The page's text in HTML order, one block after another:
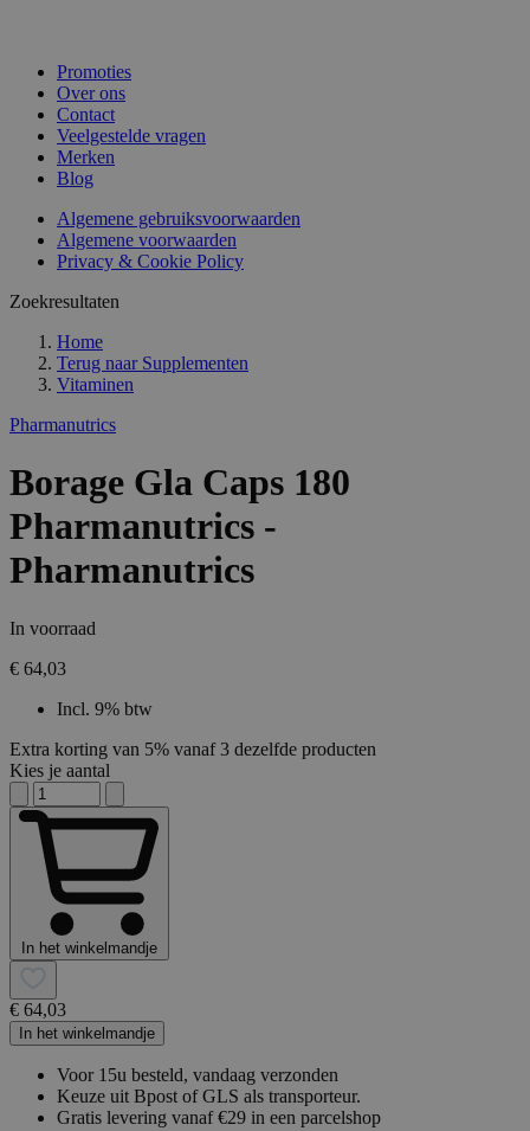
Promoties
Over ons
Contact
Veelgestelde vragen
Merken
Blog
Algemene gebruiksvoorwaarden
Algemene voorwaarden
Privacy & Cookie Policy
Zoekresultaten
Home
Terug naar Supplementen
Vitaminen
Pharmanutrics
Borage Gla Caps 180
Pharmanutrics -
Pharmanutrics
In voorraad
€ 64,03
Incl. 9% btw
Extra korting van 5% vanaf 3 dezelfde producten
Kies je aantal
In het winkelmandje
€ 64,03
In het winkelmandje
Voor 15u besteld, vandaag verzonden
Keuze uit Bpost of GLS als transporteur.
Gratis levering vanaf €29 in een parcelshop